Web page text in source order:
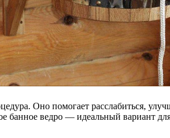
Оно помогает расслабиться,
ведро — идеальный вариант